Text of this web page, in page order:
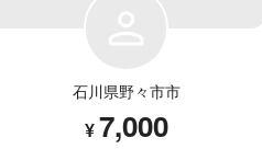
石川県野々市市
¥7,000